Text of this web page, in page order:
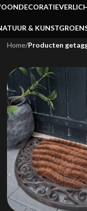
& KUNSTGROEN
Home/Producten